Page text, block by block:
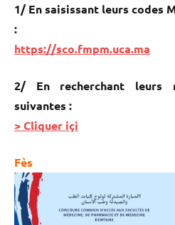
1/ En saisissant leurs codes
:
https://sco.fmpm.uca.ma
2/ En recherchant leurs
suivantes :
> Cliquer içi
Fès